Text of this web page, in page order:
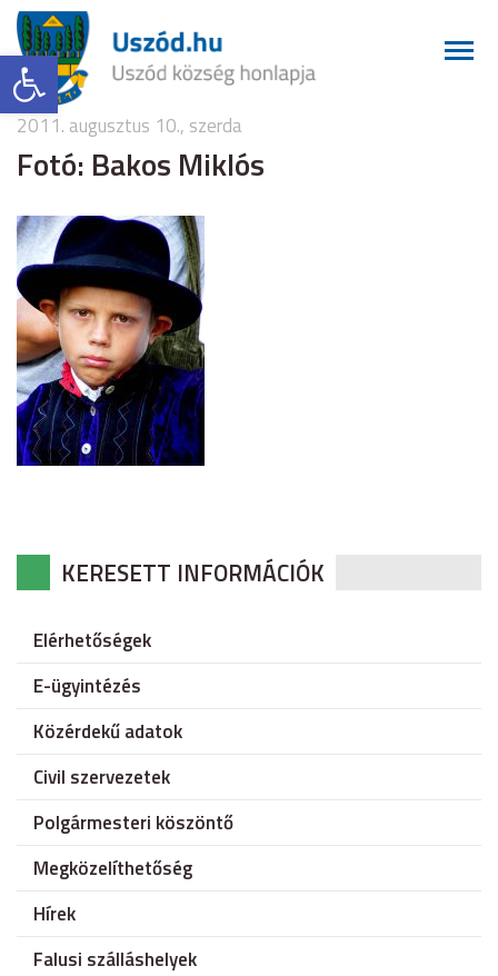
Eszköztár megnyitása
2011. augusztus 10., szerda
Fotó: Bakos Miklós
KERESETT INFORMÁCIÓK
Elérhetőségek
E-ügyintézés
Közérdekű adatok
Civil szervezetek
Polgármesteri köszöntő
Megközelíthetőség
Hírek
Falusi szálláshelyek